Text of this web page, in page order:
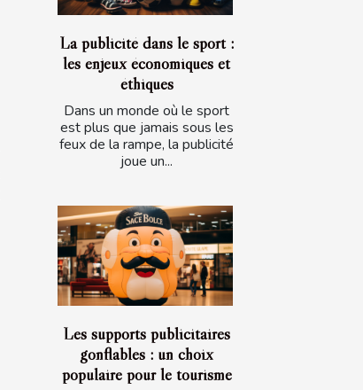
La publicité dans le sport :
les enjeux économiques et
éthiques
Dans un monde où le sport
est plus que jamais sous les
feux de la rampe, la publicité
joue un...
Les supports publicitaires
gonflables : un choix
populaire pour le tourisme